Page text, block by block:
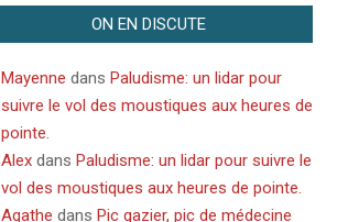
ON EN DISCUTE
Mayenne dans Paludisme: un lidar pour
suivre le vol des moustiques aux heures de
pointe.
Alexdans Paludisme: un lidar pour suivre le
vol des moustiques aux heures de pointe.
Agathe dans Pic gazier, pic de médecine